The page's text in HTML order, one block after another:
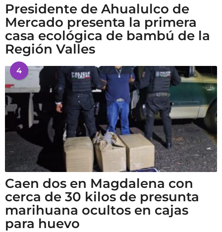
Presidente de Ahualulco de
Mercado presenta la primera
casa ecológica de bambú de la
Región Valles
4
Caen dos en Magdalena con
cerca de 30 kilos de presunta
marihuana ocultos en cajas
para huevo